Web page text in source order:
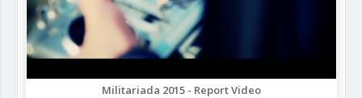
Militariada 2015 - Report Video